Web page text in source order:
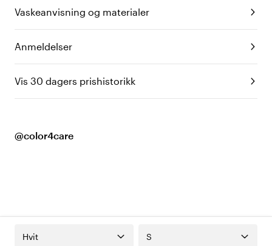
Vaskeanvisning og materialer
Anmeldelser
Vis 30 dagers prishistorikk
@color4care
Hvit S